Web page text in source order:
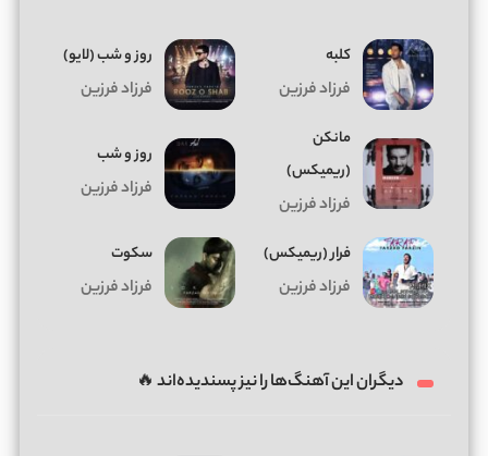
کلبه
فرزاد فرزین
روز و شب (لایو)
فرزاد فرزین
مانکن
(ریمیکس)
فرزاد فرزین
روز و شب
فرزاد فرزین
فرار (ریمیکس)
فرزاد فرزین
سکوت
فرزاد فرزین
دیگران این آهنگ‌ها را نیز پسندیده‌اند 🔥